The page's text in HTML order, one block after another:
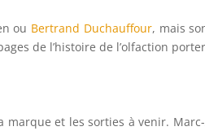
ou Bertrand Duchauffour, mais
de l’histoire de l’olfaction
marque et les sorties à venir.